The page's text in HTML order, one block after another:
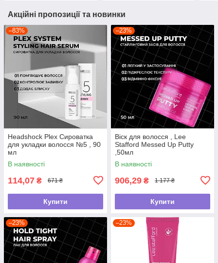
Акційні пропозиції та новинки
–83%
Headshock Plex Сироватка
для укладки волосся №5 , 90
мл
В наявності
114,07 ₴ 671 ₴
Купити
–23%
Віск для волосся , Lee
Stafford Messed Up Putty
,50мл
В наявності
906,29 ₴ 1 177 ₴
Купити
–23% –23%